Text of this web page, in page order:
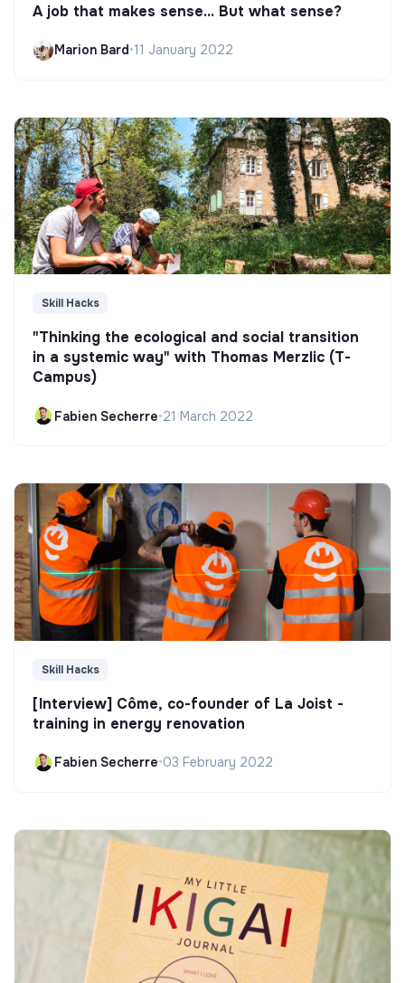
A job that makes sense... But what sense?
Marion Bard•11 January 2022
Skill Hacks
"Thinking the ecological and social transition
in a systemic way" with Thomas Merzlic (T-
Campus)
Fabien Secherre•21 March 2022
Skill Hacks
[Interview] Côme, co-founder of La Joist -
training in energy renovation
Fabien Secherre•03 February 2022